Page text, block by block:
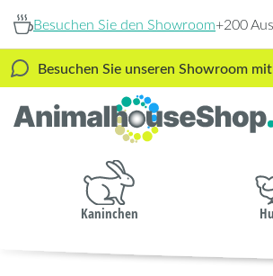
Besuchen Sie den Showroom+200
Besuchen Sie unseren Showroom
Kaninchen